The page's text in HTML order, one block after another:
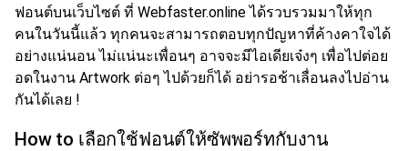
ฟอนต์บนเว็บไซต์ ที่ Webfaster.online ได้รวบรวมมาให้ทุก
คนในวันนี้แล้ว ทุกคนจะสามารถตอบทุกปัญหาที่ค้างคาใจได้
อย่างแน่นอน ไม่แน่นะเพื่อนๆ อาจจะมีไอเดียเจ๋งๆ เพื่อไปต่อย
อดในงาน Artwork ต่อๆ ไปด้วยก็ได้ อย่ารอช้าเลื่อนลงไปอ่าน
กันได้เลย !
How to เลือกใช้ฟอนต์ให้ซัพพอร์ทกับงาน